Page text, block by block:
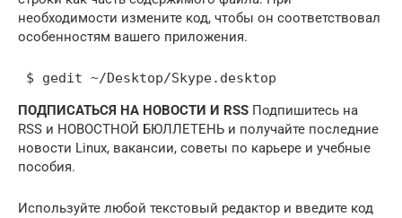
необходимости измените код, чтобы он соответствовал
особенностям вашего приложения.
$ gedit ~/Desktop/Skype.desktop
ПОДПИСАТЬСЯ НА НОВОСТИ И RSS Подпишитесь на
RSS и НОВОСТНОЙ БЮЛЛЕТЕНЬ и получайте последние
новости Linux, вакансии, советы по карьере и учебные
пособия.
Используйте любой текстовый редактор и введите код